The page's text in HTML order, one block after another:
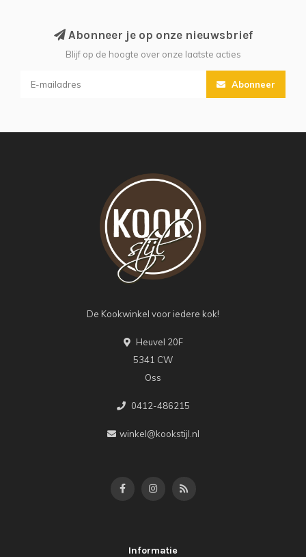
Abonneer je op onze nieuwsbrief
Blijf op de hoogte over onze laatste acties
Abonneer
De Kookwinkel voor iedere kok!
Heuvel 20F
5341 CW
Oss
0412-486215
winkel@kookstijl.nl
Informatie